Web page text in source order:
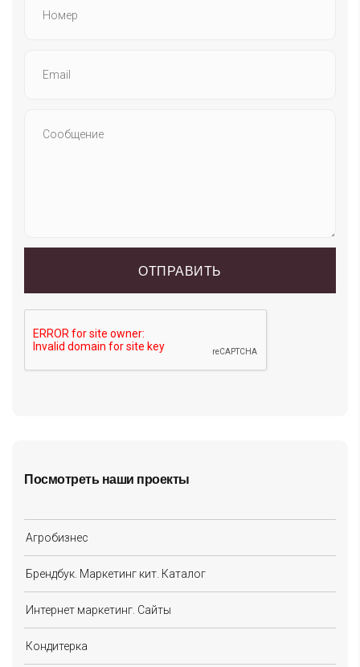
Посмотреть наши проекты
Агробизнес
Брендбук. Маркетинг кит. Каталог
Интернет маркетинг. Сайты
Кондитерка